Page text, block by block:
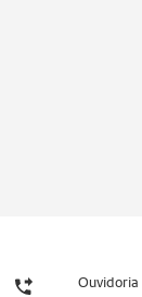
Ouvidoria